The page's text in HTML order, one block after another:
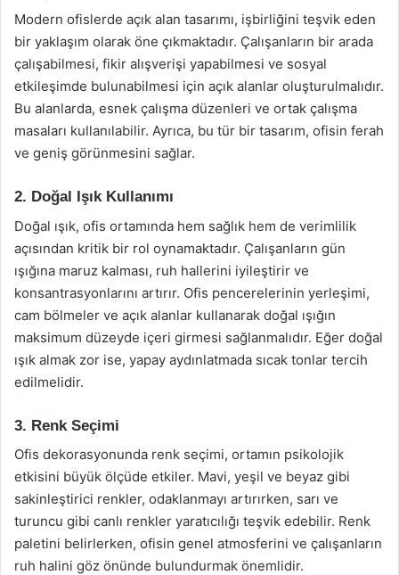
Modern ofislerde açık alan tasarımı, işbirliğini teşvik eden
bir yaklaşım olarak öne çıkmaktadır. Çalışanların bir arada
çalışabilmesi, fikir alışverişi yapabilmesi ve sosyal
etkileşimde bulunabilmesi için açık alanlar oluşturulmalıdır.
Bu alanlarda, esnek çalışma düzenleri ve ortak çalışma
masaları kullanılabilir. Ayrıca, bu tür bir tasarım, ofisin ferah
ve geniş görünmesini sağlar.
2. Doğal Işık Kullanımı
Doğal ışık, ofis ortamında hem sağlık hem de verimlilik
açısından kritik bir rol oynamaktadır. Çalışanların gün
ışığına maruz kalması, ruh hallerini iyileştirir ve
konsantrasyonlarını artırır. Ofis pencerelerinin yerleşimi,
cam bölmeler ve açık alanlar kullanarak doğal ışığın
maksimum düzeyde içeri girmesi sağlanmalıdır. Eğer doğal
ışık almak zor ise, yapay aydınlatmada sıcak tonlar tercih
edilmelidir.
3. Renk Seçimi
Ofis dekorasyonunda renk seçimi, ortamın psikolojik
etkisini büyük ölçüde etkiler. Mavi, yeşil ve beyaz gibi
sakinleştirici renkler, odaklanmayı artırırken, sarı ve
turuncu gibi canlı renkler yaratıcılığı teşvik edebilir. Renk
paletini belirlerken, ofisin genel atmosferini ve çalışanların
ruh halini göz önünde bulundurmak önemlidir.